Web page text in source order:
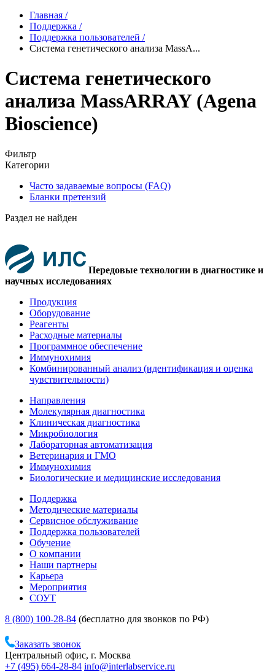
Главная /
Поддержка /
Поддержка пользователей /
Система генетического анализа MassA...
Система генетического
анализа MassARRAY (Agena
Bioscience)
Фильтр
Категории
Часто задаваемые вопросы (FAQ)
Бланки претензий
Раздел не найден
Передовые технологии в диагностике и
научных исследованиях
Продукция
Оборудование
Реагенты
Расходные материалы
Программное обеспечение
Иммунохимия
Комбинированный анализ (идентификация и оценка
чувствительности)
Направления
Молекулярная диагностика
Клиническая диагностика
Микробиология
Лабораторная автоматизация
Ветеринария и ГМО
Иммунохимия
Биологические и медицинские исследования
Поддержка
Методические материалы
Сервисное обслуживание
Поддержка пользователей
Обучение
О компании
Наши партнеры
Карьера
Мероприятия
СОУТ
8 (800) 100-28-84 (бесплатно для звонков по РФ)
Заказать звонок
Центральный офис, г. Москва
+7 (495) 664-28-84 info@interlabservice.ru